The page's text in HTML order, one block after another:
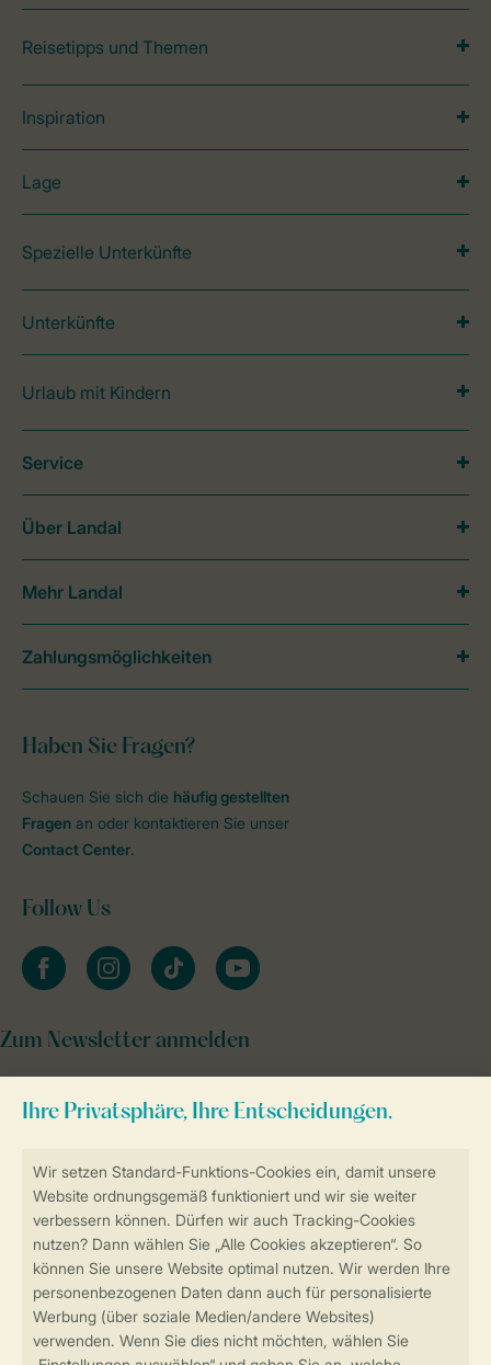
Sicher und schnell zur Online-Buchung
Sichere Datenübertragung
Sicheres Bezahlen
Reisetipps und Themen
Inspiration
Lage
Spezielle Unterkünfte
Unterkünfte
Urlaub mit Kindern
Haben Sie Fragen?
Schauen Sie sich die häufig gestellten
Fragen an oder kontaktieren Sie unser
Contact Center.
Follow Us
facebookinstagramtiktok youtube
Zum Newsletter anmelden
Service
Über Landal
Mehr Landal
Zahlungsmöglichkeiten